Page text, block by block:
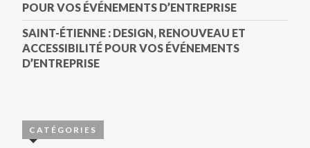
POUR VOS ÉVÉNEMENTS D’ENTREPRISE
SAINT-ÉTIENNE : DESIGN, RENOUVEAU ET
ACCESSIBILITÉ POUR VOS ÉVÉNEMENTS
D’ENTREPRISE
CATÉGORIES